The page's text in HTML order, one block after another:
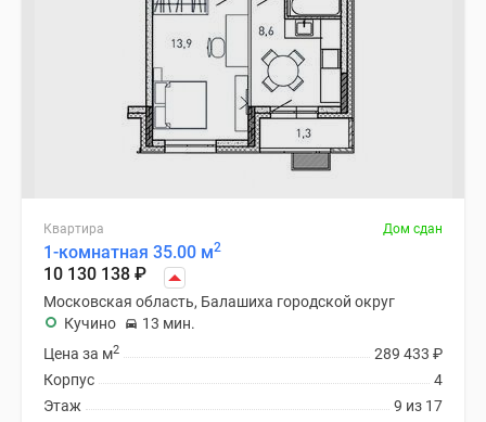
Квартира Дом сдан
1-комнатная 35.00 м2
10 130 138 ₽
Московская область, Балашиха городской округ
Кучино
13 мин.
289 433 ₽
Цена за м2
4
Корпус
9 из 17
Этаж